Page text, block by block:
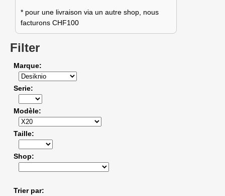
* pour une livraison via un autre shop, nous
facturons CHF100
Filter
Marque
Serie
Modèle
Taille
Shop
Trier par